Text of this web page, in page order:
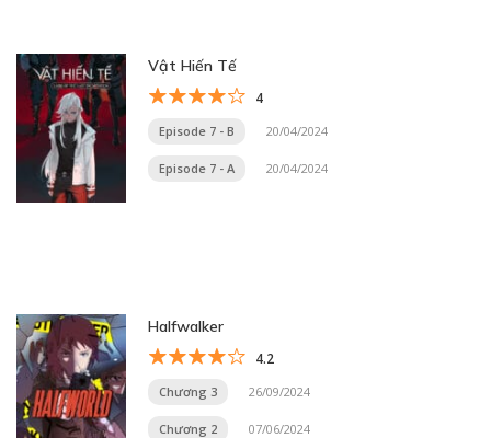
Vật Hiến Tế
4
Episode 7 - B 20/04/2024
Episode 7 - A 20/04/2024
Halfwalker
4.2
Chương 3 26/09/2024
Chương 2 07/06/2024